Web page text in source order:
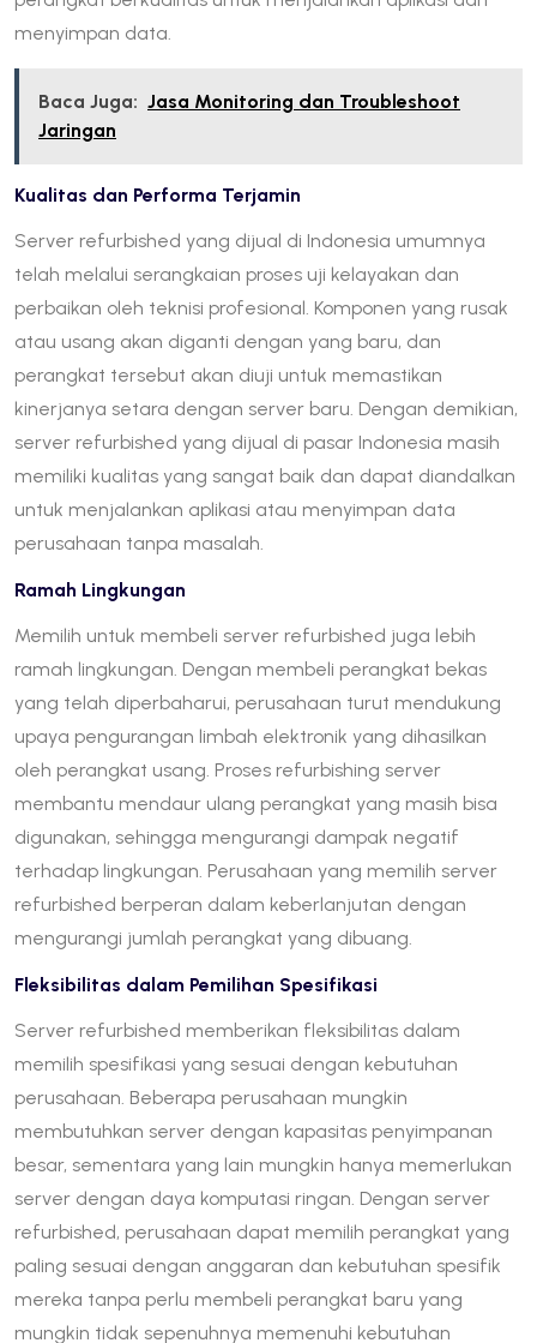
menyimpan data.
Baca Juga: Jasa Monitoring dan Troubleshoot
Jaringan
Kualitas dan Performa Terjamin
Server refurbished yang dijual di Indonesia umumnya
telah melalui serangkaian proses uji kelayakan dan
perbaikan oleh teknisi profesional. Komponen yang rusak
atau usang akan diganti dengan yang baru, dan
perangkat tersebut akan diuji untuk memastikan
kinerjanya setara dengan server baru. Dengan demikian,
server refurbished yang dijual di pasar Indonesia masih
memiliki kualitas yang sangat baik dan dapat diandalkan
untuk menjalankan aplikasi atau menyimpan data
perusahaan tanpa masalah.
Ramah Lingkungan
Memilih untuk membeli server refurbished juga lebih
ramah lingkungan. Dengan membeli perangkat bekas
yang telah diperbaharui, perusahaan turut mendukung
upaya pengurangan limbah elektronik yang dihasilkan
oleh perangkat usang. Proses refurbishing server
membantu mendaur ulang perangkat yang masih bisa
digunakan, sehingga mengurangi dampak negatif
terhadap lingkungan. Perusahaan yang memilih server
refurbished berperan dalam keberlanjutan dengan
mengurangi jumlah perangkat yang dibuang.
Fleksibilitas dalam Pemilihan Spesifikasi
Server refurbished memberikan fleksibilitas dalam
memilih spesifikasi yang sesuai dengan kebutuhan
perusahaan. Beberapa perusahaan mungkin
membutuhkan server dengan kapasitas penyimpanan
besar, sementara yang lain mungkin hanya memerlukan
server dengan daya komputasi ringan. Dengan server
refurbished, perusahaan dapat memilih perangkat yang
paling sesuai dengan anggaran dan kebutuhan spesifik
mereka tanpa perlu membeli perangkat baru yang
mungkin tidak sepenuhnya memenuhi kebutuhan